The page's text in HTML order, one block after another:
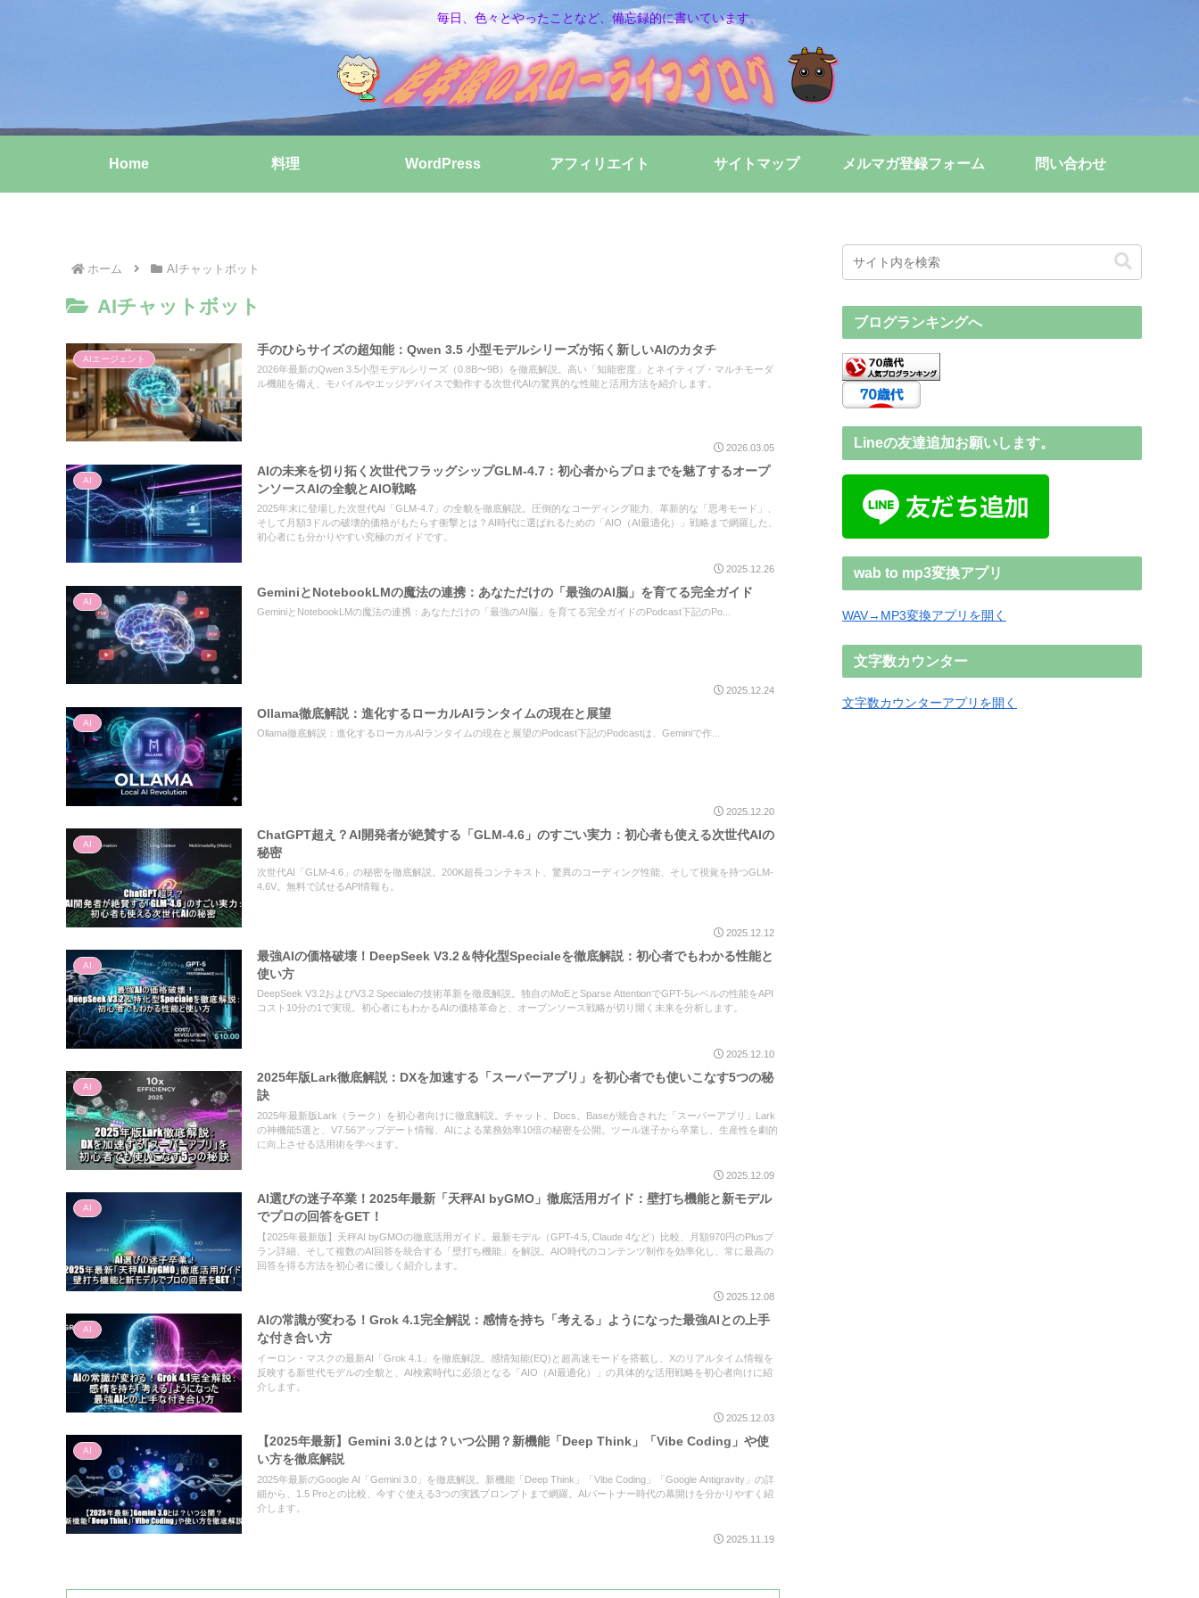
毎日、色々とやったことなど、備忘録的に書いています。
Home 料理 WordPress アフィリエイト サイトマップ メルマガ登録フォーム 問い合わせ
ホーム AIチャットボット
AIチャットボット
AIエージェント
手のひらサイズの超知能：Qwen 3.5 小型モデルシリーズが拓く新しいAIのカタチ
2026年最新のQwen 3.5小型モデルシリーズ（0.8B〜9B）を徹底解説。高い「知能密度」とネイティブ・マルチモーダ
ル機能を備え、モバイルやエッジデバイスで動作する次世代AIの驚異的な性能と活用方法を紹介します。
2026.03.05
AI
AIの未来を切り拓く次世代フラッグシップGLM-4.7：初心者からプロまでを魅了するオープ
ンソースAIの全貌とAIO戦略
2025年末に登場した次世代AI「GLM-4.7」の全貌を徹底解説。圧倒的なコーディング能力、革新的な「思考モード」、
そして月額3ドルの破壊的価格がもたらす衝撃とは？AI時代に選ばれるための「AIO（AI最適化）」戦略まで網羅した、
初心者にも分かりやすい究極のガイドです。
2025.12.26
AI
GeminiとNotebookLMの魔法の連携：あなただけの「最強のAI脳」を育てる完全ガイド
GeminiとNotebookLMの魔法の連携：あなただけの「最強のAI脳」を育てる完全ガイドのPodcast下記のPo...
2025.12.24
AI
Ollama徹底解説：進化するローカルAIランタイムの現在と展望
Ollama徹底解説：進化するローカルAIランタイムの現在と展望のPodcast下記のPodcastは、Geminiで作...
2025.12.20
AI
ChatGPT超え？AI開発者が絶賛する「GLM-4.6」のすごい実力：初心者も使える次世代AIの
秘密
次世代AI「GLM-4.6」の秘密を徹底解説。200K超長コンテキスト、驚異のコーディング性能、そして視覚を持つGLM-
4.6V。無料で試せるAPI情報も。
2025.12.12
AI
最強AIの価格破壊！DeepSeek V3.2＆特化型Specialeを徹底解説：初心者でもわかる性能と
使い方
DeepSeek V3.2およびV3.2 Specialeの技術革新を徹底解説。独自のMoEとSparse AttentionでGPT-5レベルの性能をAPI
コスト10分の1で実現。初心者にもわかるAIの価格革命と、オープンソース戦略が切り開く未来を分析します。
2025.12.10
AI
2025年版Lark徹底解説：DXを加速する「スーパーアプリ」を初心者でも使いこなす5つの秘
訣
2025年最新版Lark（ラーク）を初心者向けに徹底解説。チャット、Docs、Baseが統合された「スーパーアプリ」Lark
の神機能5選と、V7.56アップデート情報、AIによる業務効率10倍の秘密を公開。ツール迷子から卒業し、生産性を劇的
に向上させる活用術を学べます。
2025.12.09
AI
AI選びの迷子卒業！2025年最新「天秤AI byGMO」徹底活用ガイド：壁打ち機能と新モデル
でプロの回答をGET！
【2025年最新版】天秤AI byGMOの徹底活用ガイド。最新モデル（GPT-4.5, Claude 4など）比較、月額970円のPlusプ
ラン詳細、そして複数のAI回答を統合する「壁打ち機能」を解説。AIO時代のコンテンツ制作を効率化し、常に最高の
回答を得る方法を初心者に優しく紹介します。
2025.12.08
AI
AIの常識が変わる！Grok 4.1完全解説：感情を持ち「考える」ようになった最強AIとの上手
な付き合い方
イーロン・マスクの最新AI「Grok 4.1」を徹底解説。感情知能(EQ)と超高速モードを搭載し、Xのリアルタイム情報を
反映する新世代モデルの全貌と、AI検索時代に必須となる「AIO（AI最適化）」の具体的な活用戦略を初心者向けに紹
介します。
2025.12.03
AI
【2025年最新】Gemini 3.0とは？いつ公開？新機能「Deep Think」「Vibe Coding」や使
い方を徹底解説
2025年最新のGoogle AI「Gemini 3.0」を徹底解説。新機能「Deep Think」「Vibe Coding」「Google Antigravity」の詳
細から、1.5 Proとの比較、今すぐ使える3つの実践プロンプトまで網羅。AIパートナー時代の幕開けを分かりやすく紹
介します。
2025.11.19
ブログランキングへ
Lineの友達追加お願いします。
wab to mp3変換アプリ
WAV→MP3変換アプリを開く
文字数カウンター
文字数カウンターアプリを開く